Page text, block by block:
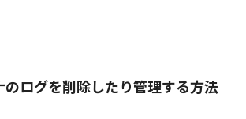
ログを削除したり管理する方法